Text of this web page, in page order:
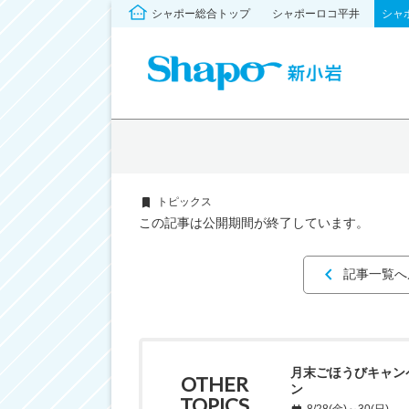
シャポー総合トップ シャポーロコ平井 シャ
トピックス
この記事は公開期間が終了しています。
記事一覧
OTHER
月末ごほうびキャン
ン